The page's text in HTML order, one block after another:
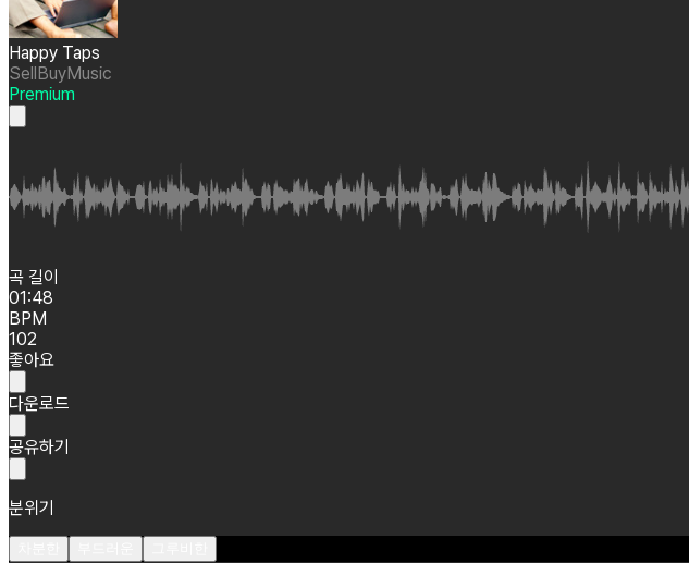
Happy Taps
SellBuyMusic
Premium
곡 길이
01:48
BPM
102
좋아요
다운로드
공유하기
분위기